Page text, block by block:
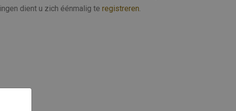
dient u zich éénmalig te registreren.